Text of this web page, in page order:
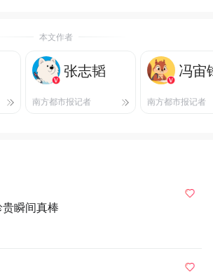
本文作者
张志韬
南方都市报记者
冯宙
南方都市报记者
瞬间真棒